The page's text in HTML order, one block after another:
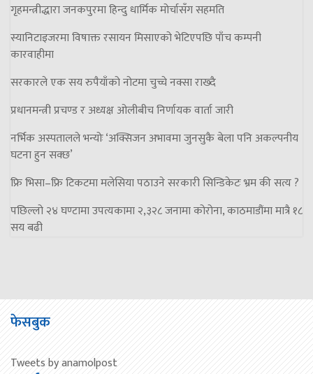
गृहमन्त्रीद्धारा जनकपुरमा हिन्दु धार्मिक मोर्चासँग सहमति
स्यानिटाइजरमा विषाक्त रसायन मिसाएको भेटिएपछि पाँच कम्पनी
कारवाहीमा
सरकारले एक सय रुपैयाँको नोटमा चुच्चे नक्सा राख्दै
प्रधानमन्त्री प्रचण्ड र अध्यक्ष ओलीबीच निर्णायक वार्ता जारी
नर्भिक अस्पतालले भन्योः ‘अक्सिजन अभावमा जुनसुकै बेला पनि अकल्पनीय
घटना हुन सक्छ’
फ्रि भिसा–फ्रि टिकटमा मलेसिया पठाउने सरकारी सिन्डिकेटः भ्रम की सत्य ?
पछिल्लो २४ घण्टामा उपत्यकामा २,३२८ जनामा कोरोना, काठमाडौंमा मात्रै १८
सय बढी
फेसबुक
Tweets by anamolpost